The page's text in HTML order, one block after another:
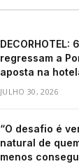
regressam a
aposta na
JULHO 30, 2026
“O desafio é
natural de
menos